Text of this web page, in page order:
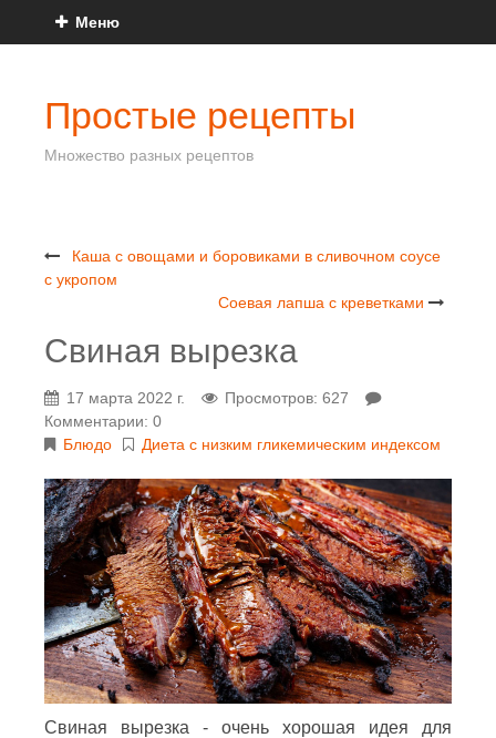
Меню
Простые рецепты
Множество разных рецептов
Каша с овощами и боровиками в сливочном соусе
с укропом
Соевая лапша с креветками
Свиная вырезка
17 марта 2022 г.
Просмотров: 627
Комментарии: 0
Блюдо
Диета с низким гликемическим индексом
Свиная вырезка - очень хорошая идея для